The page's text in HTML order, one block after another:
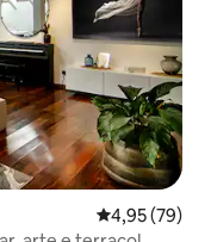
4,95 de uma
4,95 (79)